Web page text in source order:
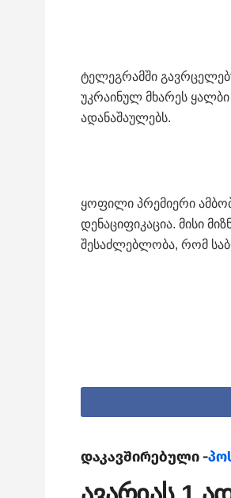
ტელეგრამში
უკრაინულ მხარეს ყალბი
ადანაშაულებს.
ყოფილი პრემიერი
დენაციფიკაცია. მისი
შესაძლებლობა, რომ
დაკავშირებული -